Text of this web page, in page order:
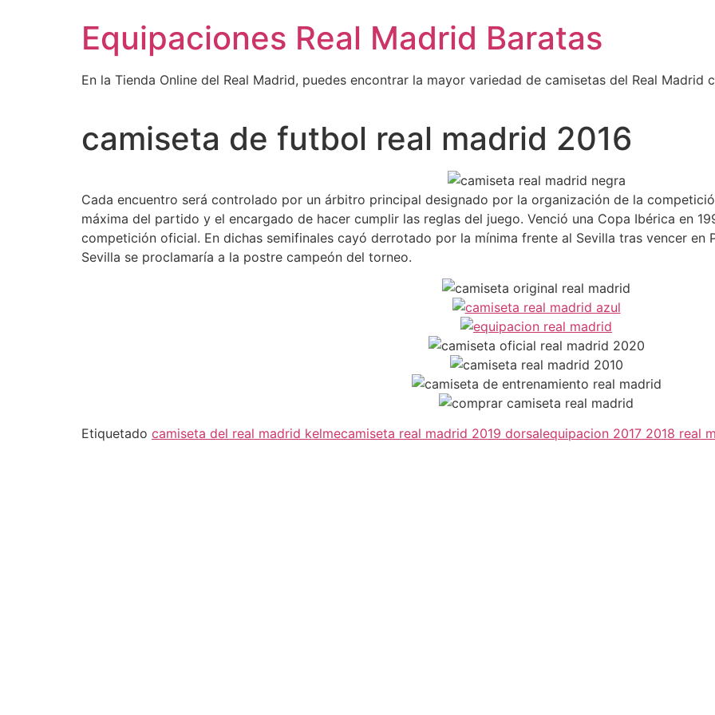
Equipaciones Real Madrid Baratas
En la Tienda Online del Real Madrid, puedes encontrar la mayor variedad de camisetas del Real
camiseta de futbol real madrid 2016
Cada encuentro será controlado por un árbitro principal designado por la organización de la
máxima del partido y el encargado de hacer cumplir las reglas del juego. Venció una Copa Ibérica en
competición oficial. En dichas semifinales cayó derrotado por la mínima frente al Sevilla tras vencer en
Sevilla se proclamaría a la postre campeón del torneo.
Etiquetado camiseta del real madrid kelmecamiseta real madrid 2019 dorsalequipacion 2017 2018 real